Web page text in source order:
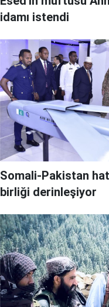
idamı istendi
Somali-Pakistan
birliği derinleşiyor